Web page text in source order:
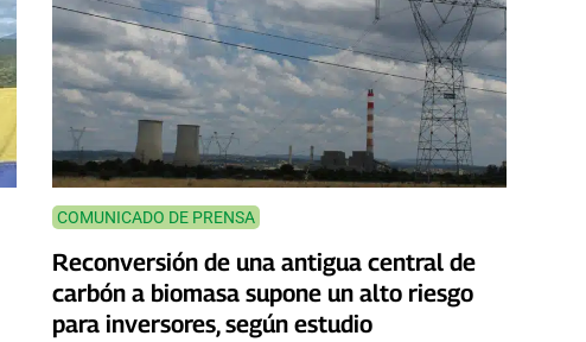
COMUNICADO DE PRENSA
Reconversión de una antigua central de
carbón a biomasa supone un alto riesgo
para inversores, según estudio